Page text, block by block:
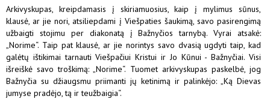
Arkivyskupas, kreipdamasis į skiriamuosius, kaip į mylimus sūnus,
klausė, ar jie nori, atsiliepdami į Viešpaties šaukimą, savo pasirengimą
užbaigti stojimu per diakonatą į Bažnyčios tarnybą. Vyrai atsakė:
„Norime“. Taip pat klausė, ar jie norintys savo dvasią ugdyti taip, kad
galėtų ištikimai tarnauti Viešpačiui Kristui ir Jo Kūnui - Bažnyčiai. Visi
išreiškė savo troškimą: „Norime“. Tuomet arkivyskupas paskelbė, jog
Bažnyčia su džiaugsmu priimanti jų ketinimą ir palinkėjo: „Ką Dievas
jumyse pradėjo, tą ir teužbaigia“.